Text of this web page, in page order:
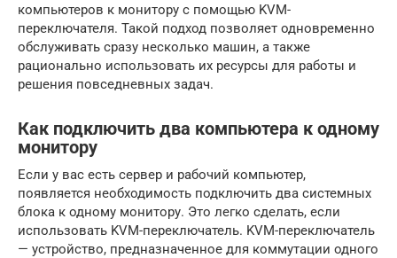
компьютеров к монитору с помощью KVM-
переключателя. Такой подход позволяет одновременно
обслуживать сразу несколько машин, а также
рационально использовать их ресурсы для работы и
решения повседневных задач.
Как подключить два компьютера к одному
монитору
Если у вас есть сервер и рабочий компьютер,
появляется необходимость подключить два системных
блока к одному монитору. Это легко сделать, если
использовать KVM-переключатель. KVM-переключатель
— устройство, предназначенное для коммутации одного